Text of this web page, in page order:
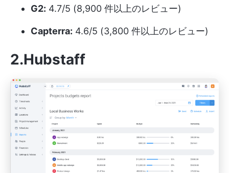
G2: 4.7/5 (8,900 件以上のレビュー)
Capterra: 4.6/5 (3,800 件以上のレビュー)
2.Hubstaff